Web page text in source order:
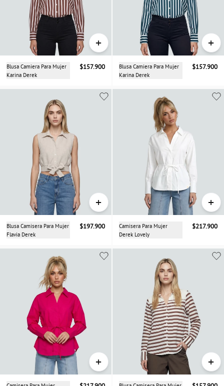
+
Blusa Camiera Para Mujer
Karina Derek
$157.900
+
Blusa Camiera Para Mujer
Karina Derek
$157.900
+
Blusa Camisera Para Mujer
Flavia Derek
$197.900
+
Camisera Para Mujer
Derek Lovely
$217.900
+ +